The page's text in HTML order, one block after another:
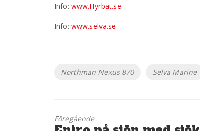
Info: www.Hyrbat.se
Info: www.selva.se
Etiketter
Northman Nexus 870 Selva Marine
Föregående
Föregående